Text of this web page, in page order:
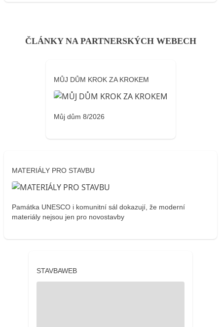
ČLÁNKY NA PARTNERSKÝCH WEBECH
MŮJ DŮM KROK ZA KROKEM
Můj dům 8/2026
MATERIÁLY PRO STAVBU
Památka UNESCO i komunitní sál dokazují, že moderní
materiály nejsou jen pro novostavby
STAVBAWEB